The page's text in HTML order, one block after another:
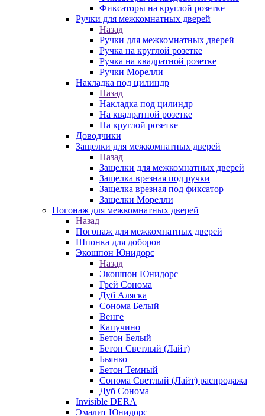
Фиксаторы на круглой розетке
Ручки для межкомнатных дверей
Назад
Ручки для межкомнатных дверей
Ручка на круглой розетке
Ручка на квадратной розетке
Ручки Морелли
Накладка под цилиндр
Назад
Накладка под цилиндр
На квадратной розетке
На круглой розетке
Доводчики
Защелки для межкомнатных дверей
Назад
Защелки для межкомнатных дверей
Защелка врезная под ручки
Защелка врезная под фиксатор
Защелки Морелли
Погонаж для межкомнатных дверей
Назад
Погонаж для межкомнатных дверей
Шпонка для доборов
Экошпон Юнидорс
Назад
Экошпон Юнидорс
Грей Сонома
Дуб Аляска
Сонома Белый
Венге
Капучино
Бетон Белый
Бетон Светлый (Лайт)
Бьянко
Бетон Темный
Сонома Светлый (Лайт) распродажа
Дуб Сонома
Invisible DERA
Эмалит Юнидорс